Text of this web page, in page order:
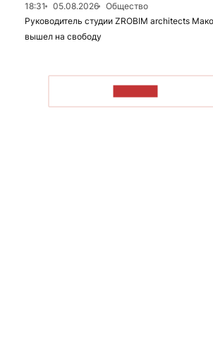
18:31
05.08.2026
Общество
Руководитель студии ZROBIM architects
вышел на свободу